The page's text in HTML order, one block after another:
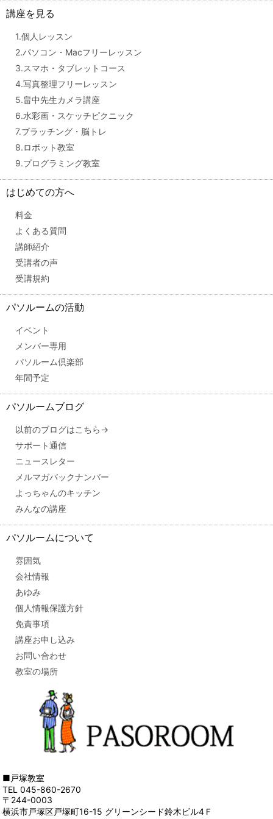
講座を見る
1.個人レッスン
2.パソコン・Macフリーレッスン
3.スマホ・タブレットコース
4.写真整理フリーレッスン
5.畠中先生カメラ講座
6.水彩画・スケッチピクニック
7.ブラッチング・脳トレ
8.ロボット教室
9.プログラミング教室
はじめての方へ
料金
よくある質問
講師紹介
受講者の声
受講規約
パソルームの活動
イベント
メンバー専用
パソルーム倶楽部
年間予定
パソルームブログ
以前のブログはこちら→
サポート通信
ニュースレター
メルマガバックナンバー
よっちゃんのキッチン
みんなの講座
パソルームについて
雰囲気
会社情報
あゆみ
個人情報保護方針
免責事項
講座お申し込み
お問い合わせ
教室の場所
■戸塚教室
TEL 045-860-2670
〒244-0003
横浜市戸塚区戸塚町16-15 グリーンシード鈴木ビル4Ｆ